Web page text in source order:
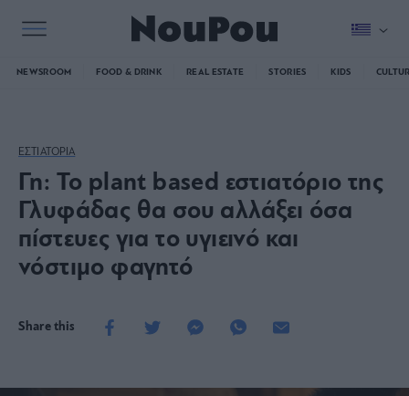
NEWSROOM FOOD & DRINK REAL ESTATE STORIES KIDS
ΕΣΤΙΑΤΟΡΙΑ
Γη: Το plant based εστιατόριο της
Γλυφάδας θα σου αλλάξει όσα
πίστευες για το υγιεινό και
νόστιμο φαγητό
Share this